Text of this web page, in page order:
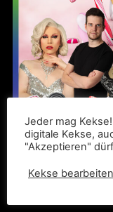
Jeder mag
digitale Kekse,
"Akzeptieren"
Kekse bearbeiten